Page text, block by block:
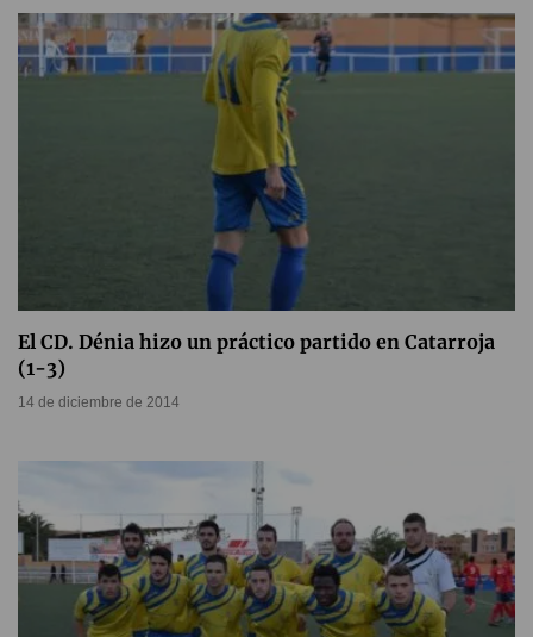
El CD. Dénia hizo un práctico partido en Catarroja
(1-3)
14 de diciembre de 2014